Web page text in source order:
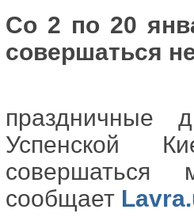
Со 2 по 20
совершаться
праздничные
Успенской
сообщает